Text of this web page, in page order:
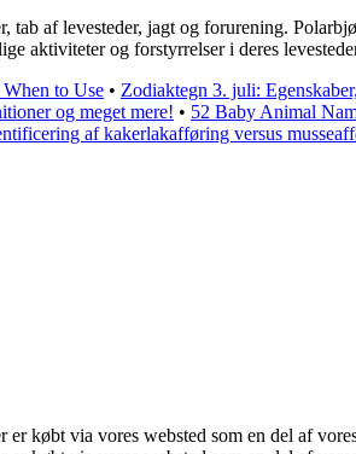
af levesteder, jagt og forurening.
aktiviteter og forstyrrelser i deres
to Use • Zodiaktegn 3. juli:
og meget mere! • 52 Baby Animal
af kakerlakafføring versus
købt via vores websted som en del af